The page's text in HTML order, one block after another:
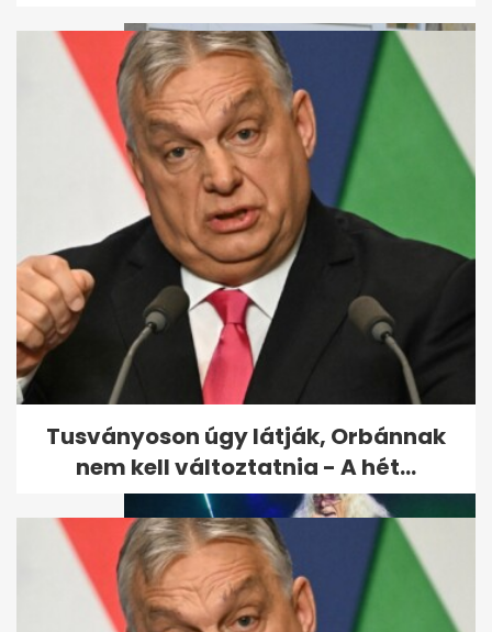
Kóbor János özvegye teljesen
visszavonult
Tusványoson úgy látják, Orbánnak
nem kell változtatnia - A hét...